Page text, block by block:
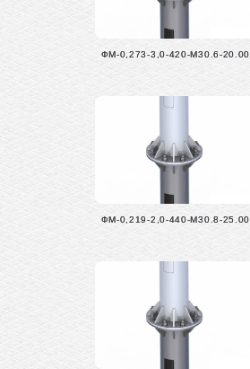
ФМ-0,273-3,0-420-М30.6-20.00
ФМ-0,219-2,0-440-М30.8-25.00